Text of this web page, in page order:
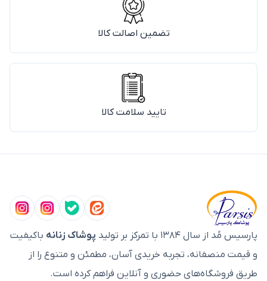
تضمین اصالت کالا
تایید سلامت کالا
پارسیس مُد از سال ۱۳۸۴ با تمرکز بر تولید پوشاک زنانه باکیفیت
و قیمت منصفانه، تجربه خریدی آسان، مطمئن و متنوع را از
طریق فروشگاه‌های حضوری و آنلاین فراهم کرده است.